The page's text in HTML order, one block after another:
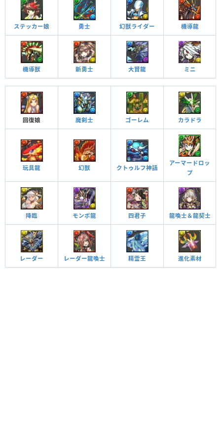
ステッカー娘 勇士 幻獣ライダー 機導龍
機導獣 新勇士 大賢龍 ミニ
回復娘 魔剣士 ゴーレム カラドラ
玩具龍 幻獣 クトゥルフ神話
アーマードロッ
プ
降臨 モンポ龍 四君子 龍喚士＆龍契士
レーダー レーダー龍喚士 精霊王 進化素材